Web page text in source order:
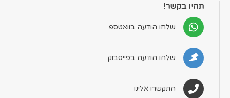
תהיו בקשר!
שלחו הודעה בוואטספ
שלחו הודעה בפייסבוק
התקשרו אלינו